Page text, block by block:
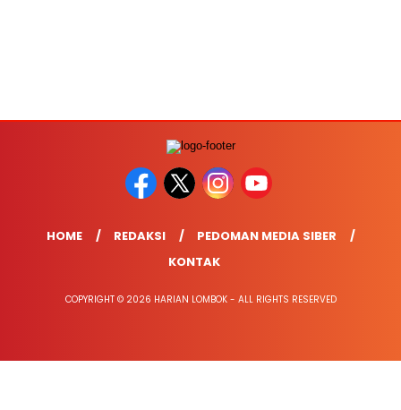
HOME REDAKSI
PEDOMAN MEDIA SIBER
KONTAK
COPYRIGHT © 2026 HARIAN LOMBOK - ALL RIGHTS RESERVED